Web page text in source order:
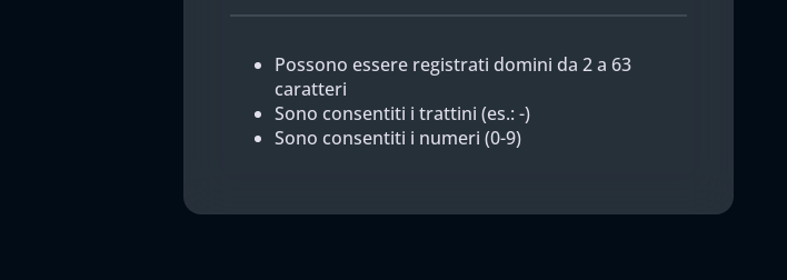
Possono essere registrati domini da 2 a 63
caratteri
Sono consentiti i trattini (es.: -)
Sono consentiti i numeri (0-9)